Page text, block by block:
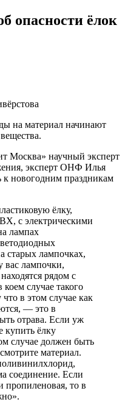
опасности ёлок
на материал начинают
Москва» научный эксперт
эксперт ОНФ Илья
к новогодним праздникам
ёлку,
с электрическими
лампах
старых лампочках,
вас лампочки,
рядом с
случае такого
в этом случае как
— это в
отрава. Если уж
купить ёлку
случае должен быть
материал.
соединение. Если
пропиленовая, то в